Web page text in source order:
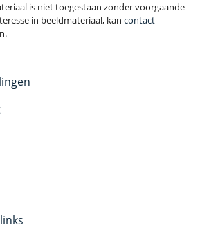
is niet toegestaan zonder voorgaande
in beeldmateriaal, kan contact